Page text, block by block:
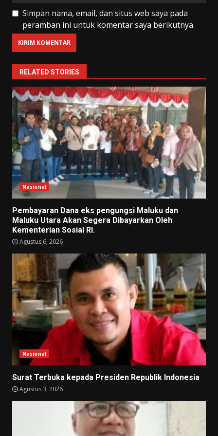
Simpan nama, email, dan situs web saya pada
peramban ini untuk komentar saya berikutnya.
RELATED STORIES
Nasional
Pembayaran Dana eks pengungsi Maluku dan
Maluku Utara Akan Segera Dibayarkan Oleh
Kementerian Sosial RI.
Agustus 6, 2026
Nasional
Surat Terbuka kepada Presiden Republik Indonesia
Agustus 3, 2026